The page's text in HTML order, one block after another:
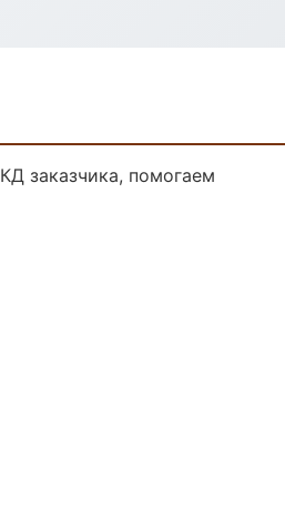
заказчика, помогаем